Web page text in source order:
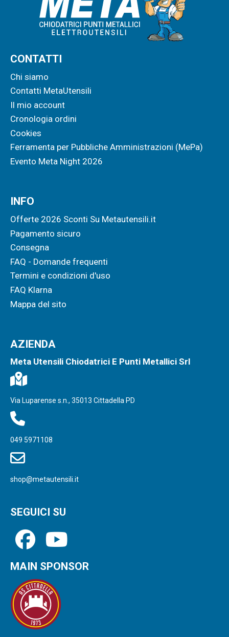
CONTATTI
Chi siamo
Contatti MetaUtensili
Il mio account
Cronologia ordini
Cookies
Ferramenta per Pubbliche Amministrazioni (MePa)
Evento Meta Night 2026
INFO
Offerte 2026 Sconti Su Metautensili.it
Pagamento sicuro
Consegna
FAQ - Domande frequenti
Termini e condizioni d'uso
FAQ Klarna
Mappa del sito
AZIENDA
Meta Utensili Chiodatrici E Punti Metallici Srl
Via Luparense s.n., 35013 Cittadella PD
049 5971108
shop@metautensili.it
SEGUICI SU
MAIN SPONSOR